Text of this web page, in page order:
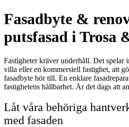
Fasadbyte &
putsfasad i Trosa
Fastigheter kräver underhåll. Det spelar
villa eller en kommersiell fastighet, att
fasadbyte hör till. En enklare
fastighetens hållbarhet. Är det dags att
Låt våra behöriga
med fasaden